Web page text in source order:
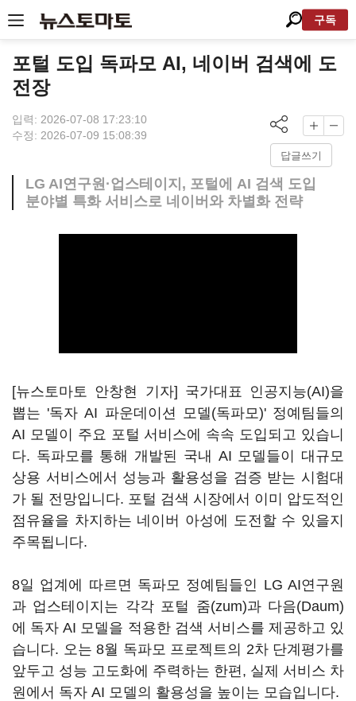
구독
포털 도입 독파모 AI, 네이버 검색에 도
전장
입력: 2026-07-08 17:23:10
수정: 2026-07-09 15:08:39
답글쓰기
LG AI연구원·업스테이지, 포털에 AI 검색 도입
분야별 특화 서비스로 네이버와 차별화 전략
[뉴스토마토 안창현 기자] 국가대표 인공지능(AI)을
뽑는 '독자 AI 파운데이션 모델(독파모)' 정예팀들의
AI 모델이 주요 포털 서비스에 속속 도입되고 있습니
다. 독파모를 통해 개발된 국내 AI 모델들이 대규모
상용 서비스에서 성능과 활용성을 검증 받는 시험대
가 될 전망입니다. 포털 검색 시장에서 이미 압도적인
점유율을 차지하는 네이버 아성에 도전할 수 있을지
주목됩니다.
8일 업계에 따르면 독파모 정예팀들인 LG AI연구원
과 업스테이지는 각각 포털 줌(zum)과 다음(Daum)
에 독자 AI 모델을 적용한 검색 서비스를 제공하고 있
습니다. 오는 8월 독파모 프로젝트의 2차 단계평가를
앞두고 성능 고도화에 주력하는 한편, 실제 서비스 차
원에서 독자 AI 모델의 활용성을 높이는 모습입니다.